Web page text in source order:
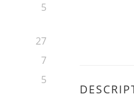
5
27
7
5